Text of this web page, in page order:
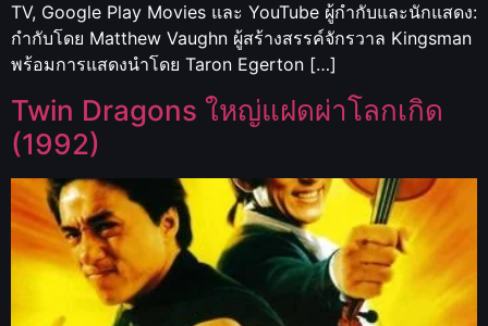
TV, Google Play Movies และ YouTube ผู้กำกับและนักแสดง:
กำกับโดย Matthew Vaughn ผู้สร้างสรรค์จักรวาล Kingsman
พร้อมการแสดงนำโดย Taron Egerton […]
Twin Dragons ใหญ่แฝดผ่าโลกเกิด
(1992)